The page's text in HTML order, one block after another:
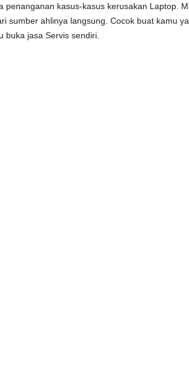
penanganan kasus-kasus kerusakan Laptop.
sumber ahlinya langsung. Cocok buat kamu
buka jasa Servis sendiri.